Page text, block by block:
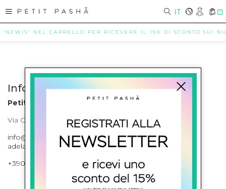
IT 0
NEL CARRELLO PER RICEVERE IL 15% DI SCONTO SUI
Info contatti
Petit Pasha
Via Cilea, 255 Napoli Corso Umberto I 301 Napoli
info@petitpasha.com, petitpasha@hotmail.it,
adelaide.petitpasha@hotmail.com
+39081643421 , +390812351280